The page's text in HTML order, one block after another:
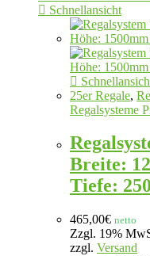
Schnellansicht
25er Regale,
Regalsysteme
Breite:
Tiefe:
465,00€ netto
Zzgl. 19%
zzgl. Versand